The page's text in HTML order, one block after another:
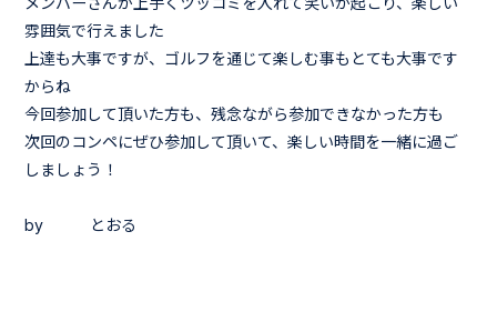
雰囲気で行えました
上達も大事ですが、ゴルフを通じて楽しむ事もとても大事です
からね
今回参加して頂いた方も、残念ながら参加できなかった方も
次回のコンペにぜひ参加して頂いて、楽しい時間を一緒に過ご
しましょう！
by とおる